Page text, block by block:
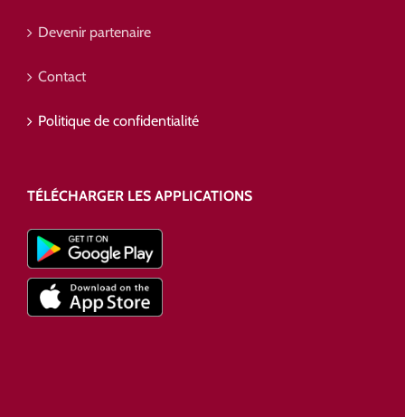
Devenir partenaire
Contact
Politique de confidentialité
TÉLÉCHARGER LES APPLICATIONS